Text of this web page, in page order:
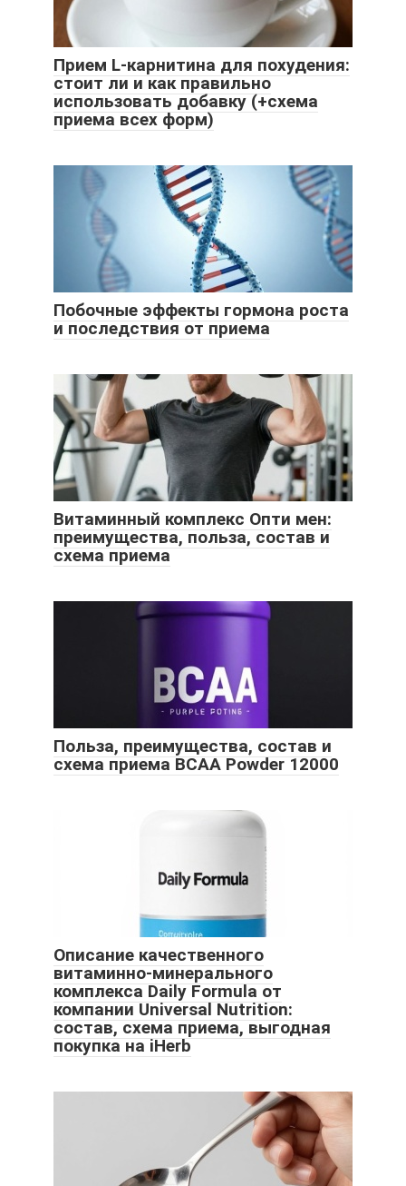
Прием L-карнитина для похудения:
стоит ли и как правильно
использовать добавку (+схема
приема всех форм)
Побочные эффекты гормона роста
и последствия от приема
Витаминный комплекс Опти мен:
преимущества, польза, состав и
схема приема
Польза, преимущества, состав и
схема приема BCAA Powder 12000
Описание качественного
витаминно-минерального
комплекса Daily Formula от
компании Universal Nutrition:
состав, схема приема, выгодная
покупка на iHerb